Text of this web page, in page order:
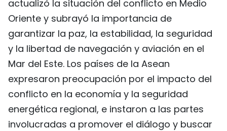
actualizó la situación del conflicto en Medio
Oriente y subrayó la importancia de
garantizar la paz, la estabilidad, la seguridad
y la libertad de navegación y aviación en el
Mar del Este. Los países de la Asean
expresaron preocupación por el impacto del
conflicto en la economía y la seguridad
energética regional, e instaron a las partes
involucradas a promover el diálogo y buscar